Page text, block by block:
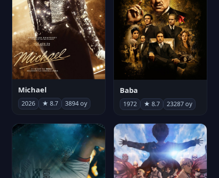
Michael
2026 ★ 8.7 3894 oy
Baba
1972 ★ 8.7 23287 oy